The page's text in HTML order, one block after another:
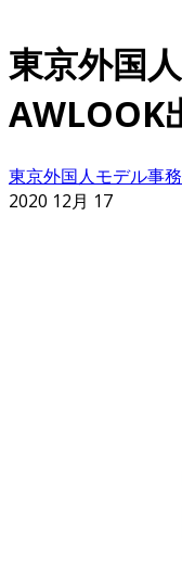
東京外国
AWLOOK
東京外国人モデル事
2020 12月 17